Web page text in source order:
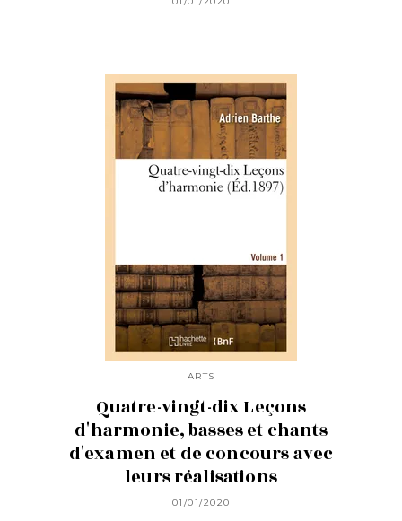
ARTS
Quatre-vingt-dix Leçons
d'harmonie, basses et chants
d'examen et de concours avec
leurs réalisations
01/01/2020